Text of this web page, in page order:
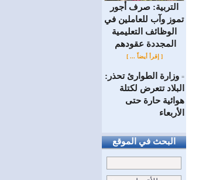
التربية: صرف أجور
تموز وآب للعاملين في
الوظائف ‏التعليمية
المجددة عقودهم ‏
[ إقرأ أيضاً ... ]
= وزارة الطوارئ تحذر:
البلاد تتعرض لكتلة
هوائية حارة حتى
الأربعاء
البحث في الموقع